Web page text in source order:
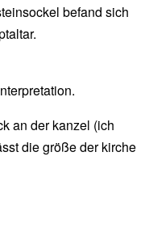
befand sich
an der kanzel (ich
die größe der kirche